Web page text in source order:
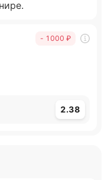
- 1000 ₽
2.38